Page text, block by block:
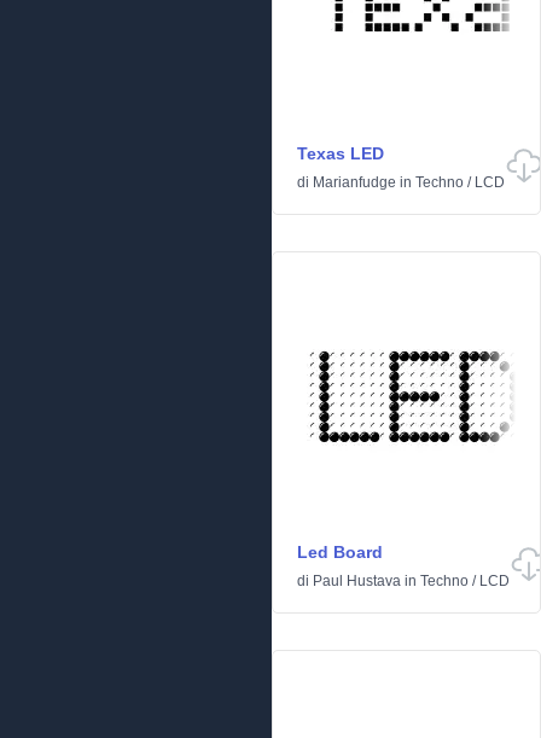
Texas LED
di Marianfudge in Techno / LCD
Led Board
di Paul Hustava in Techno / LCD